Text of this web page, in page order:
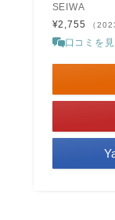
SEIWA
¥2,755
（
口コミを